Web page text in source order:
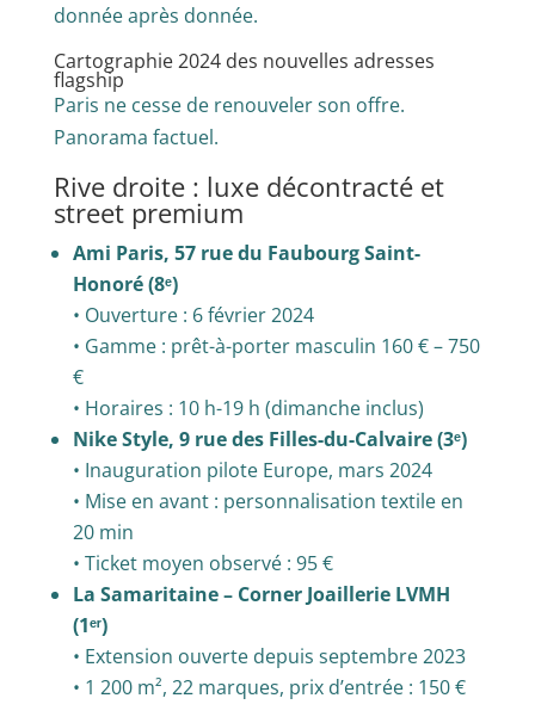
donnée après donnée.
Cartographie 2024 des nouvelles adresses
flagship
Paris ne cesse de renouveler son offre.
Panorama factuel.
Rive droite : luxe décontracté et
street premium
Ami Paris, 57 rue du Faubourg Saint-
Honoré (8ᵉ)
• Ouverture : 6 février 2024
• Gamme : prêt-à-porter masculin 160 € – 750
€
• Horaires : 10 h-19 h (dimanche inclus)
Nike Style, 9 rue des Filles-du-Calvaire (3ᵉ)
• Inauguration pilote Europe, mars 2024
• Mise en avant : personnalisation textile en
20 min
• Ticket moyen observé : 95 €
La Samaritaine – Corner Joaillerie LVMH
(1ᵉʳ)
• Extension ouverte depuis septembre 2023
• 1 200 m², 22 marques, prix d’entrée : 150 €